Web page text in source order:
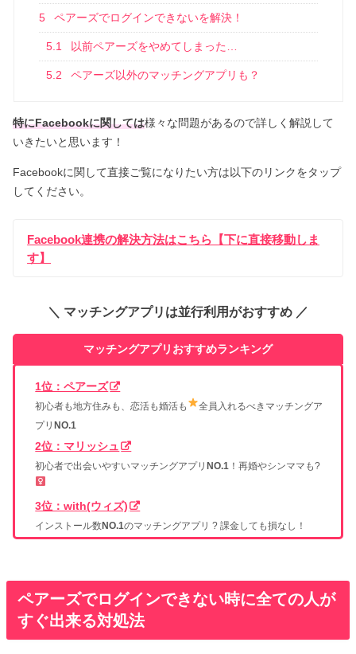
5 ペアーズでログインできないを解決！
5.1 以前ペアーズをやめてしまった…
5.2 ペアーズ以外のマッチングアプリも？
特にFacebookに関しては様々な問題があるので詳しく解説して
いきたいと思います！
Facebookに関して直接ご覧になりたい方は以下のリンクをタップ
してください。
Facebook連携の解決方法はこちら【下に直接移動しま
す】
＼ マッチングアプリは並行利用がおすすめ ／
マッチングアプリおすすめランキング
1位：ペアーズ
初心者も地方住みも、恋活も婚活も
全員入れるべきマッチングア
プリ NO.1
2位：マリッシュ
初心者で出会いやすいマッチングアプリ NO.1 ！再婚やシンママも?‍
3位：with(ウィズ)
インストール数NO.1のマッチングアプリ ? 課金しても損なし！
ペアーズでログインできない時に全ての人が
すぐ出来る対処法